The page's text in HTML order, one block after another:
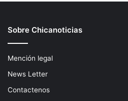
Sobre Chicanoticias
Mención legal
News Letter
Contactenos